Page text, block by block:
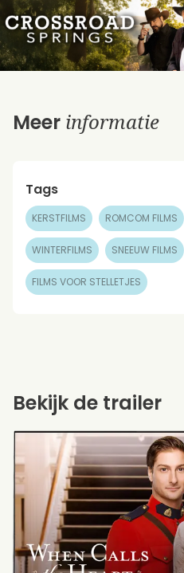
Meer informatie
Tags
KERSTFILMS ROMCOM FILMS
WINTERFILMS SNEEUW FILMS
FILMS VOOR STELLETJES
Bekijk de trailer